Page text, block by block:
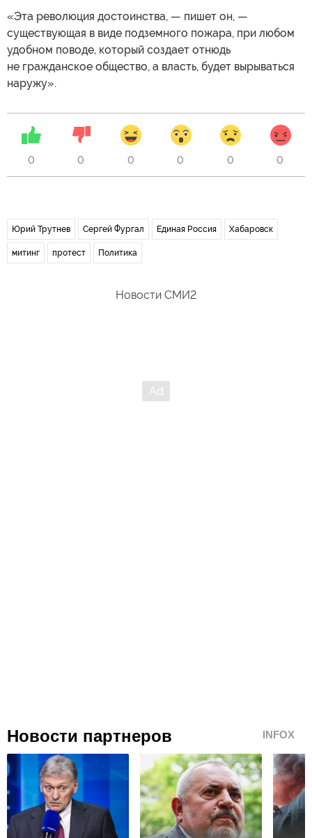
«Эта революция достоинства, — пишет он, —
существующая в виде подземного пожара, при любом
удобном поводе, который создает отнюдь
не гражданское общество, а власть, будет вырываться
наружу».
0 0 0 0 0 0
Юрий Трутнев Сергей Фургал Единая Россия Хабаровск
митинг протест Политика
Новости СМИ2
Новости партнеров INFOX